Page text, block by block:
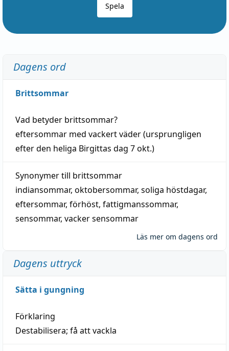
Spela
Dagens ord
Brittsommar
Vad betyder brittsommar?
eftersommar med vackertväder(ursprungligen
efter den heliga Birgittas dag 7 okt.)
Synonymer till brittsommar
indiansommar, oktobersommar, soliga höstdagar,
eftersommar, förhöst, fattigmanssommar,
sensommar, vacker sensommar
Läs mer om dagens ord
Dagens uttryck
Sätta i gungning
Förklaring
Destabilisera; få att vackla